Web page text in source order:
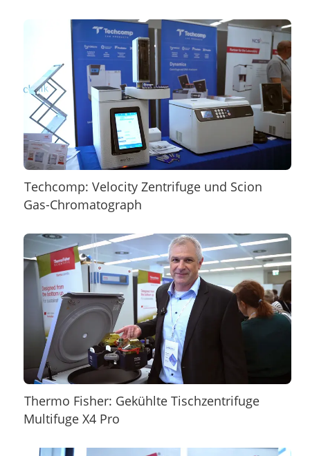
Techcomp: Velocity Zentrifuge und Scion
Gas-Chromatograph
Thermo Fisher: Gekühlte Tischzentrifuge
Multifuge X4 Pro